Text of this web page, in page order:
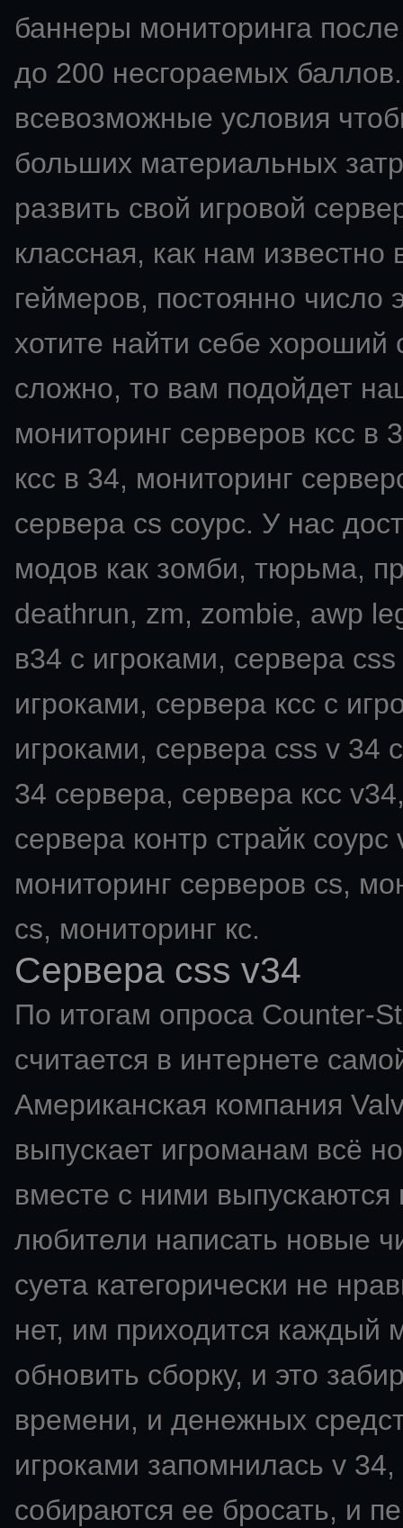
баннеры мониторинга
до 200 несгораемых
всевозможные условия
больших материальных
развить свой игровой
классная, как нам
геймеров, постоянно число
хотите найти себе хороший
сложно, то вам подойдет
мониторинг серверов ксс в
ксс в 34, мониторинг
сервера cs соурс. У нас
модов как зомби, тюрьма,
deathrun, zm, zombie, awp
в34 с игроками, сервера
игроками, сервера ксс с
игроками, сервера css v 34
34 сервера, сервера ксс
сервера контр страйк
мониторинг серверов cs,
cs, мониторинг кс.
Сервера css v34
По итогам опроса Counter-
считается в интернете
Американская компания
выпускает игроманам всё
вместе с ними
любители написать новые
суета категорически не
нет, им приходится каждый
обновить сборку, и это
времени, и денежных
игроками запомнилась v
собираются ее бросать, и